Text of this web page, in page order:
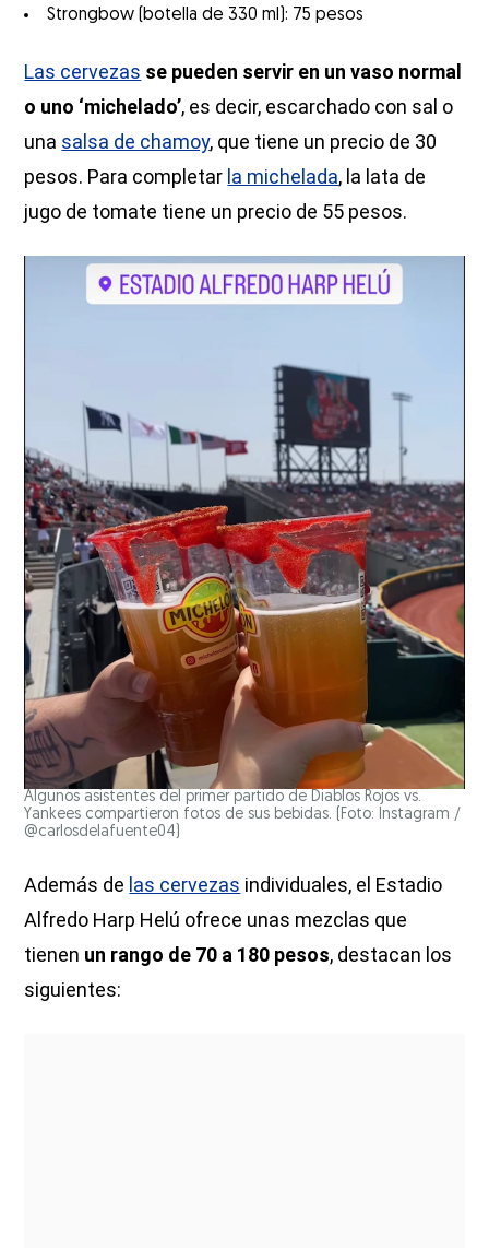
Strongbow (botella de 330 ml): 75 pesos
Las cervezas se pueden servir en un vaso normal
o uno ‘michelado’, es decir, escarchado con sal o
una salsa de chamoy, que tiene un precio de 30
pesos. Para completar la michelada, la lata de
jugo de tomate tiene un precio de 55 pesos.
Algunos asistentes del primer partido de Diablos Rojos vs.
Yankees compartieron fotos de sus bebidas. (Foto: Instagram /
@carlosdelafuente04)
Además de las cervezas individuales, el Estadio
Alfredo Harp Helú ofrece unas mezclas que
tienen un rango de 70 a 180 pesos, destacan los
siguientes: